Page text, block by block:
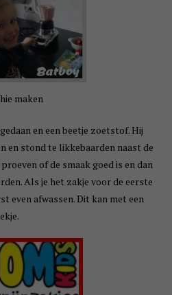
maken
en een beetje zoetstof. Hij
en stond te likkebaarden naast de
of de smaak goed is en dan
Als je het zakje voor de eerste
even afwassen. Dit kan met een